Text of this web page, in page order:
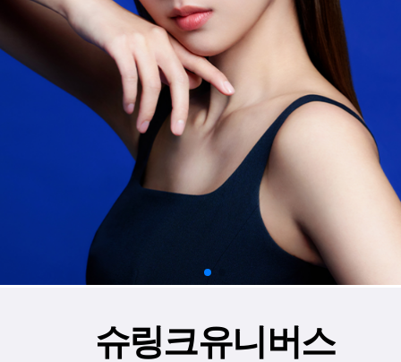
슈링크유니버스